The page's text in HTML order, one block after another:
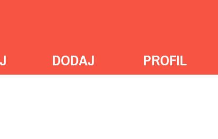
DODAJ PROFIL